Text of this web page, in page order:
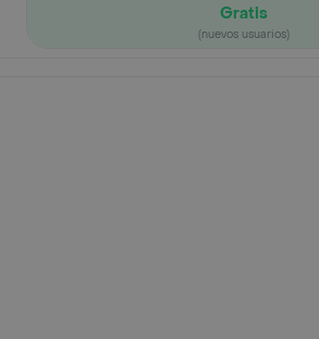
Gratis
(nuevos usuarios)